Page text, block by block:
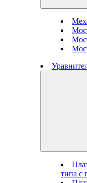
типа с